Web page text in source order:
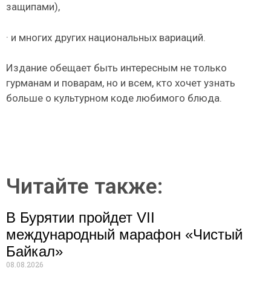
защипами),
· и многих других национальных вариаций.
Издание обещает быть интересным не только
гурманам и поварам, но и всем, кто хочет узнать
больше о культурном коде любимого блюда.
Читайте также:
В Бурятии пройдет VII
международный марафон «Чистый
Байкал»
08.08.2026